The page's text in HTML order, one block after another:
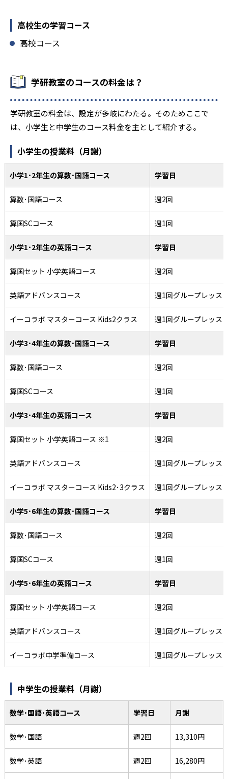
高校生の学習コース
高校コース
学研教室のコースの料金は？
学研教室の料金は、設定が多岐にわたる。そのためここで
は、小学生と中学生のコース料金を主として紹介する。
小学生の授業料（月謝）
小学1･2年生の算数･国語コース 学習日
算数･国語コース 週2回
算国SCコース 週1回
小学1･2年生の英語コース 学習日
算国セット 小学英語コース 週2回
英語アドバンスコース 週1回グループレッス
イーコラボ マスターコース Kids2クラス 週1回グループレッス
小学3･4年生の算数･国語コース 学習日
算数･国語コース 週2回
算国SCコース 週1回
小学3･4年生の英語コース 学習日
算国セット 小学英語コース ※1 週2回
英語アドバンスコース 週1回グループレッス
イーコラボ マスターコース Kids2･3クラス 週1回グループレッス
小学5･6年生の算数･国語コース 学習日
算数･国語コース 週2回
算国SCコース 週1回
小学5･6年生の英語コース 学習日
算国セット 小学英語コース 週2回
英語アドバンスコース 週1回グループレッス
イーコラボ中学準備コース 週1回グループレッス
中学生の授業料（月謝）
数学･国語･英語コース 学習日 月謝
数学･国語 週2回 13,310円
数学･英語 週2回 16,280円